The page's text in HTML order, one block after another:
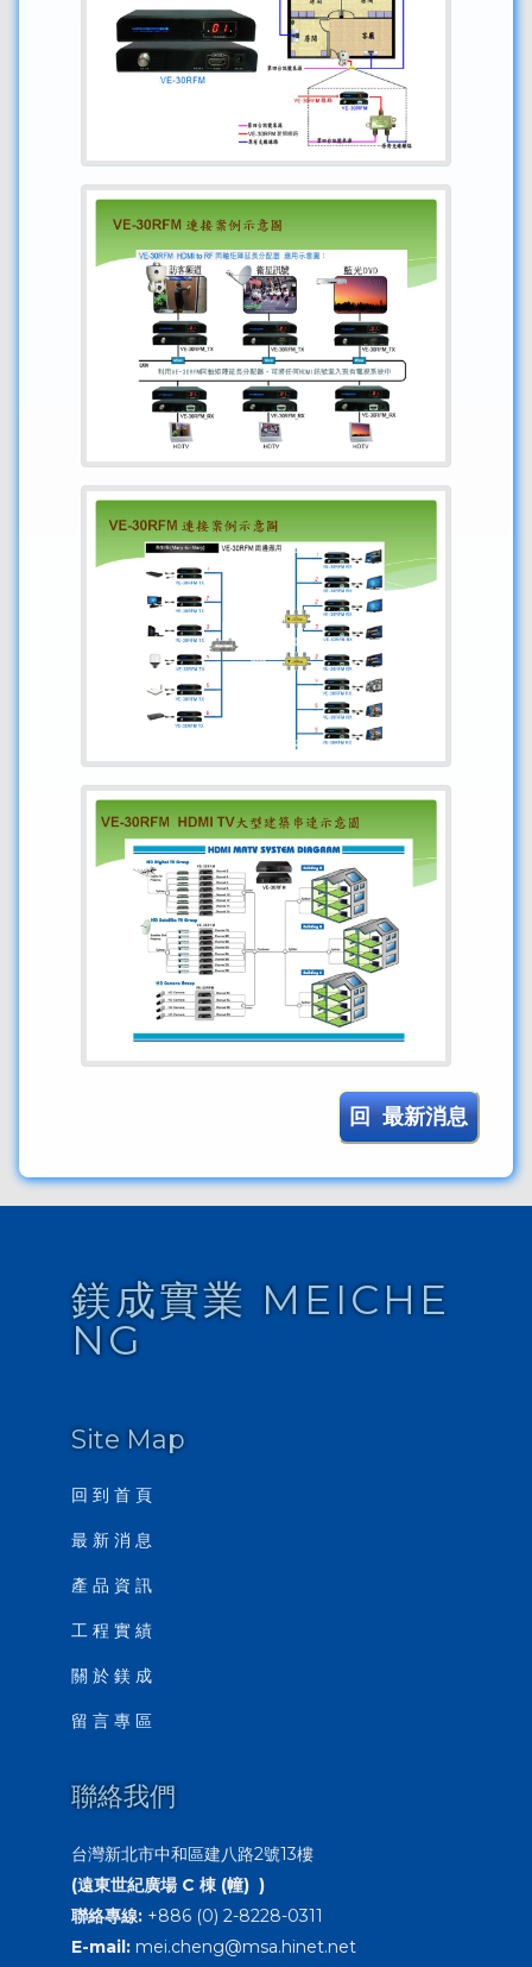
回 最新消息
鎂成實業 MEICHE
NG
Site Map
回 到 首 頁
最 新 消 息
產 品 資 訊
工 程 實 績
關 於 鎂 成
留 言 專 區
聯絡我們
台灣新北市中和區建八路2號13樓
(遠東世紀廣場 C 棟 (幢) )
聯絡專線:+886 (0) 2-8228-0311
E-mail: mei.cheng@msa.hinet.net